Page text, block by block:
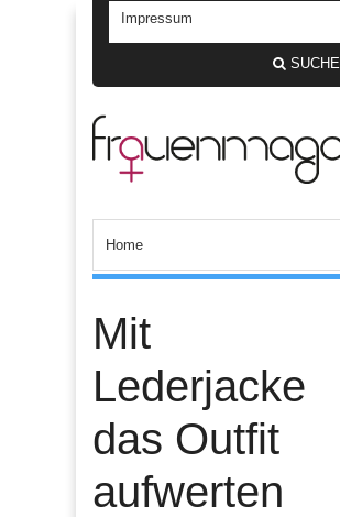
SUCHE
Mit
Lederjacke
das Outfit
aufwerten